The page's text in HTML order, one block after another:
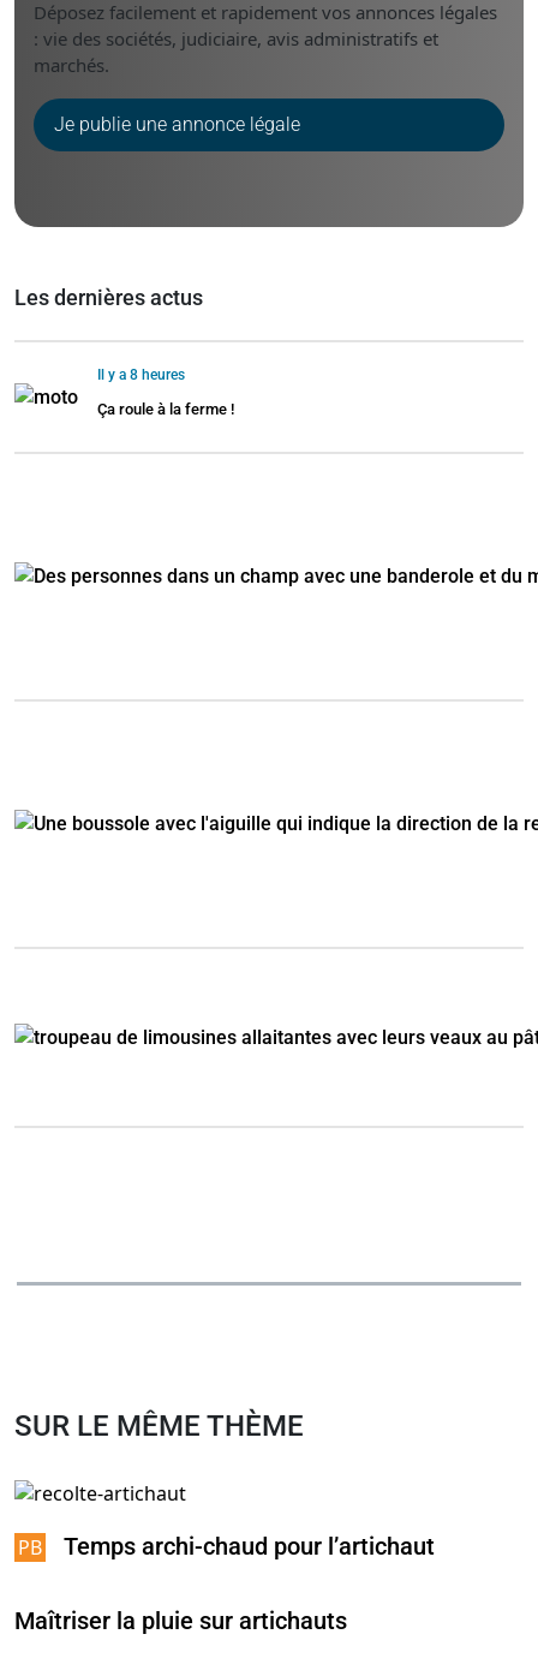
Déposez facilement et rapidement vos annonces légales
: vie des sociétés, judiciaire, avis administratifs et
marchés.
Je publie une annonce légale
Les dernières actus
Il y a 8 heures
Ça roule à la ferme !
SUR LE MÊME THÈME
Temps archi-chaud pour l’artichaut
Maîtriser la pluie sur artichauts